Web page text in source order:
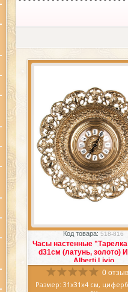
Код товара:518-816
Часы настенные
d31см (латунь, золото)
Alberti Livio
0
Размер: 31х31х4 см,